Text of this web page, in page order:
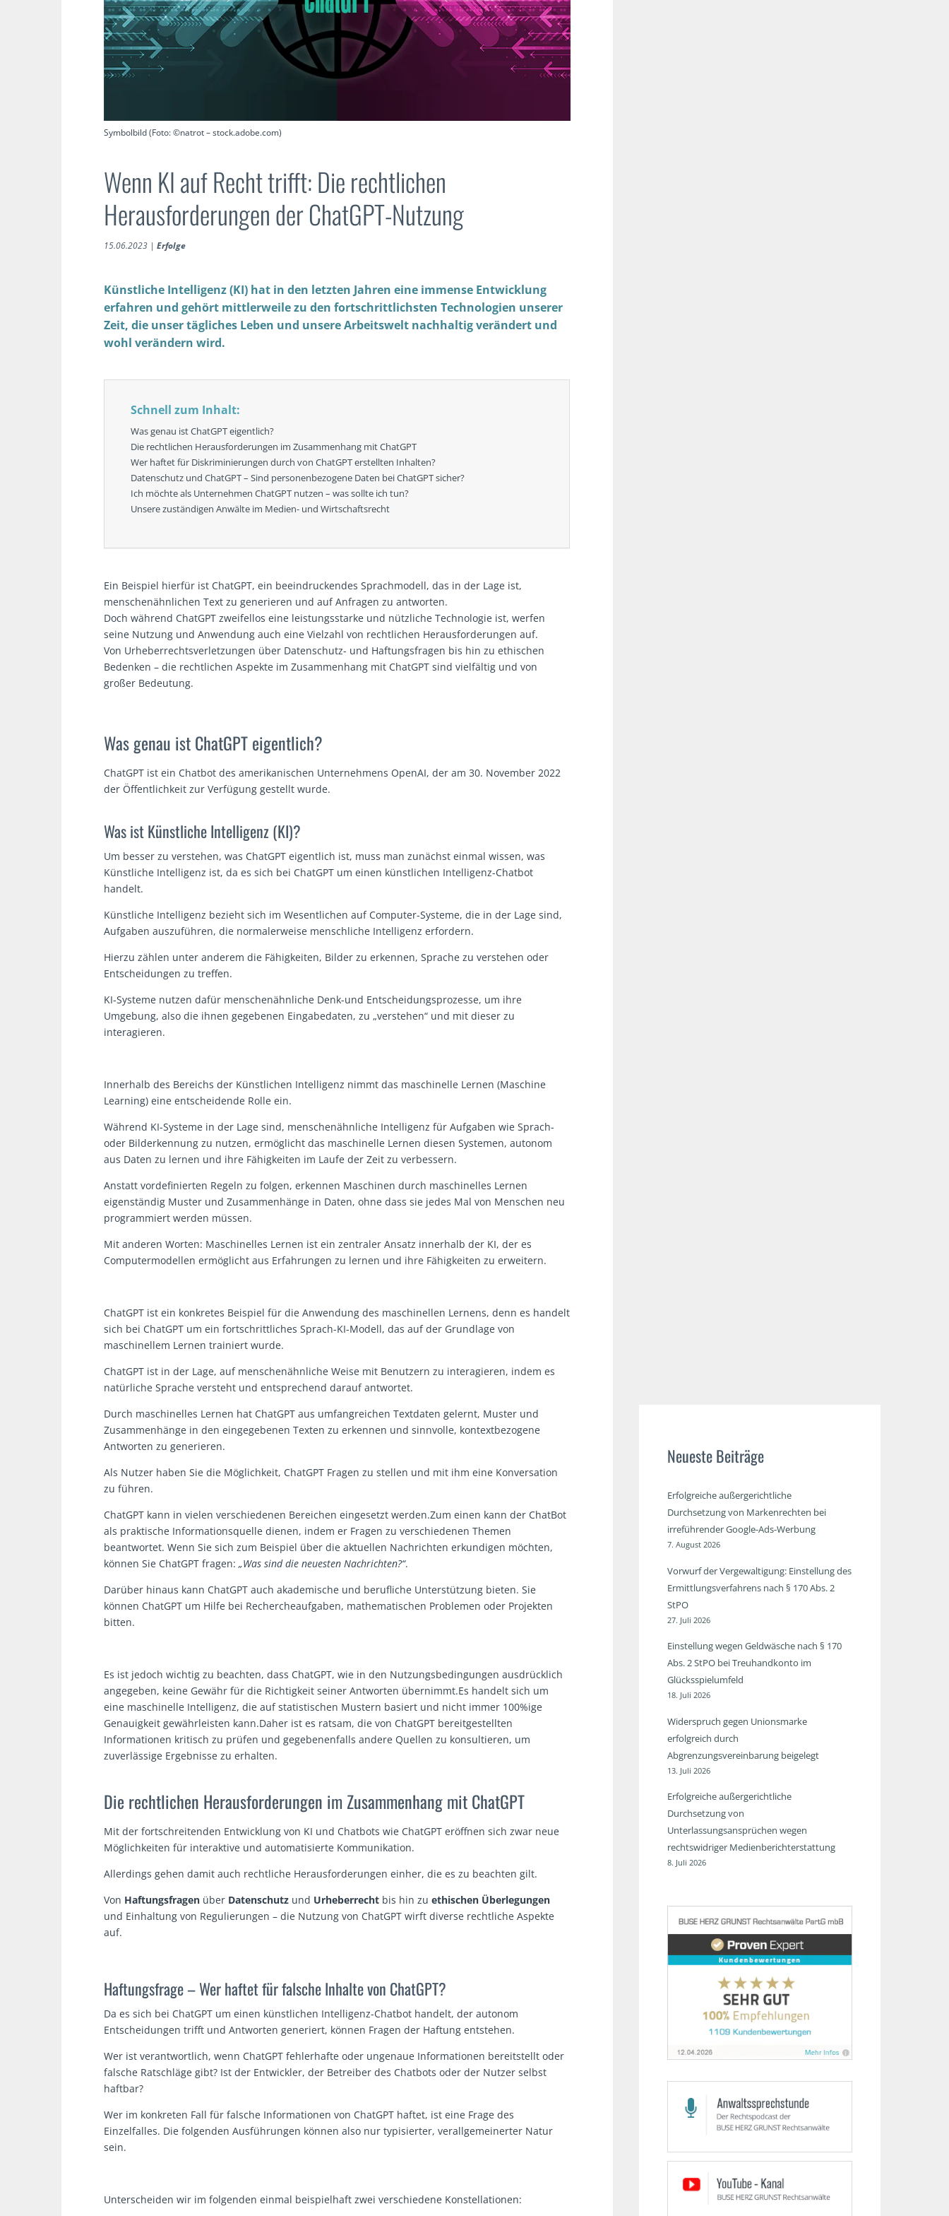
Symbolbild (Foto: ©natrot – stock.adobe.com)
Wenn KI auf Recht trifft: Die rechtlichen
Herausforderungen der ChatGPT-Nutzung
15.06.2023 |Erfolge
Künstliche Intelligenz (KI) hat in den letzten Jahren eine immense Entwicklung
erfahren und gehört mittlerweile zu den fortschrittlichsten Technologien unserer
Zeit, die unser tägliches Leben und unsere Arbeitswelt nachhaltig verändert und
wohl verändern wird.
Schnell zum Inhalt:
Was genau ist ChatGPT eigentlich?
Die rechtlichen Herausforderungen im Zusammenhang mit ChatGPT
Wer haftet für Diskriminierungen durch von ChatGPT erstellten Inhalten?
Datenschutz und ChatGPT – Sind personenbezogene Daten bei ChatGPT sicher?
Ich möchte als Unternehmen ChatGPT nutzen – was sollte ich tun?
Unsere zuständigen Anwälte im Medien- und Wirtschaftsrecht
Ein Beispiel hierfür ist ChatGPT, ein beeindruckendes Sprachmodell, das in der Lage ist,
menschenähnlichen Text zu generieren und auf Anfragen zu antworten.
Doch während ChatGPT zweifellos eine leistungsstarke und nützliche Technologie ist, werfen
seine Nutzung und Anwendung auch eine Vielzahl von rechtlichen Herausforderungen auf.
Von Urheberrechtsverletzungen über Datenschutz- und Haftungsfragen bis hin zu ethischen
Bedenken – die rechtlichen Aspekte im Zusammenhang mit ChatGPT sind vielfältig und von
großer Bedeutung.
Was genau ist ChatGPT eigentlich?
ChatGPT ist ein Chatbot des amerikanischen Unternehmens OpenAI, der am 30. November 2022
der Öffentlichkeit zur Verfügung gestellt wurde.
Was ist Künstliche Intelligenz (KI)?
Um besser zu verstehen, was ChatGPT eigentlich ist, muss man zunächst einmal wissen, was
Künstliche Intelligenz ist, da es sich bei ChatGPT um einen künstlichen Intelligenz-Chatbot
handelt.
Künstliche Intelligenz bezieht sich im Wesentlichen auf Computer-Systeme, die in der Lage sind,
Aufgaben auszuführen, die normalerweise menschliche Intelligenz erfordern.
Hierzu zählen unter anderem die Fähigkeiten, Bilder zu erkennen, Sprache zu verstehen oder
Entscheidungen zu treffen.
KI-Systeme nutzen dafür menschenähnliche Denk-und Entscheidungsprozesse, um ihre
Umgebung, also die ihnen gegebenen Eingabedaten, zu „verstehen“ und mit dieser zu
interagieren.
Innerhalb des Bereichs der Künstlichen Intelligenz nimmt das maschinelle Lernen (Maschine
Learning) eine entscheidende Rolle ein.
Während KI-Systeme in der Lage sind, menschenähnliche Intelligenz für Aufgaben wie Sprach-
oder Bilderkennung zu nutzen, ermöglicht das maschinelle Lernen diesen Systemen, autonom
aus Daten zu lernen und ihre Fähigkeiten im Laufe der Zeit zu verbessern.
Anstatt vordefinierten Regeln zu folgen, erkennen Maschinen durch maschinelles Lernen
eigenständig Muster und Zusammenhänge in Daten, ohne dass sie jedes Mal von Menschen neu
programmiert werden müssen.
Mit anderen Worten: Maschinelles Lernen ist ein zentraler Ansatz innerhalb der KI, der es
Computermodellen ermöglicht aus Erfahrungen zu lernen und ihre Fähigkeiten zu erweitern.
ChatGPT ist ein konkretes Beispiel für die Anwendung des maschinellen Lernens, denn es handelt
sich bei ChatGPT um ein fortschrittliches Sprach-KI-Modell, das auf der Grundlage von
maschinellem Lernen trainiert wurde.
ChatGPT ist in der Lage, auf menschenähnliche Weise mit Benutzern zu interagieren, indem es
natürliche Sprache versteht und entsprechend darauf antwortet.
Durch maschinelles Lernen hat ChatGPT aus umfangreichen Textdaten gelernt, Muster und
Zusammenhänge in den eingegebenen Texten zu erkennen und sinnvolle, kontextbezogene
Antworten zu generieren.
Als Nutzer haben Sie die Möglichkeit, ChatGPT Fragen zu stellen und mit ihm eine Konversation
zu führen.
ChatGPT kann in vielen verschiedenen Bereichen eingesetzt werden.Zum einen kann der ChatBot
als praktische Informationsquelle dienen, indem er Fragen zu verschiedenen Themen
beantwortet. Wenn Sie sich zum Beispiel über die aktuellen Nachrichten erkundigen möchten,
können Sie ChatGPT fragen:„Was sind die neuesten Nachrichten?“.
Darüber hinaus kann ChatGPT auch akademische und berufliche Unterstützung bieten. Sie
können ChatGPT um Hilfe bei Rechercheaufgaben, mathematischen Problemen oder Projekten
bitten.
Es ist jedoch wichtig zu beachten, dass ChatGPT, wie in den Nutzungsbedingungen ausdrücklich
angegeben, keine Gewähr für die Richtigkeit seiner Antworten übernimmt.Es handelt sich um
eine maschinelle Intelligenz, die auf statistischen Mustern basiert und nicht immer 100%ige
Genauigkeit gewährleisten kann.Daher ist es ratsam, die von ChatGPT bereitgestellten
Informationen kritisch zu prüfen und gegebenenfalls andere Quellen zu konsultieren, um
zuverlässige Ergebnisse zu erhalten.
Die rechtlichen Herausforderungen im Zusammenhang mit ChatGPT
Mit der fortschreitenden Entwicklung von KI und Chatbots wie ChatGPT eröffnen sich zwar neue
Möglichkeiten für interaktive und automatisierte Kommunikation.
Allerdings gehen damit auch rechtliche Herausforderungen einher, die es zu beachten gilt.
Von Haftungsfragen über Datenschutz und Urheberrecht bis hin zuethischen Überlegungen
und Einhaltung von Regulierungen – die Nutzung von ChatGPT wirft diverse rechtliche Aspekte
auf.
Haftungsfrage – Wer haftet für falsche Inhalte von ChatGPT?
Da es sich bei ChatGPT um einen künstlichen Intelligenz-Chatbot handelt, der autonom
Entscheidungen trifft und Antworten generiert, können Fragen der Haftung entstehen.
Wer ist verantwortlich, wenn ChatGPT fehlerhafte oder ungenaue Informationen bereitstellt oder
falsche Ratschläge gibt? Ist der Entwickler, der Betreiber des Chatbots oder der Nutzer selbst
haftbar?
Wer im konkreten Fall für falsche Informationen von ChatGPT haftet, ist eine Frage des
Einzelfalles. Die folgenden Ausführungen können also nur typisierter, verallgemeinerter Natur
sein.
Unterscheiden wir im folgenden einmal beispielhaft zwei verschiedene Konstellationen:
Neueste Beiträge
Erfolgreiche außergerichtliche
Durchsetzung von Markenrechten bei
irreführender Google-Ads-Werbung
7. August 2026
Vorwurf der Vergewaltigung: Einstellung des
Ermittlungsverfahrens nach § 170 Abs. 2
StPO
27. Juli 2026
Einstellung wegen Geldwäsche nach § 170
Abs. 2 StPO bei Treuhandkonto im
Glücksspielumfeld
18. Juli 2026
Widerspruch gegen Unionsmarke
erfolgreich durch
Abgrenzungsvereinbarung beigelegt
13. Juli 2026
Erfolgreiche außergerichtliche
Durchsetzung von
Unterlassungsansprüchen wegen
rechtswidriger Medienberichterstattung
8. Juli 2026